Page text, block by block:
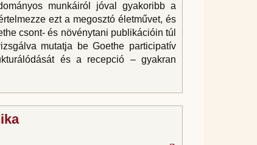
munkáiról jóval gyakoribb a
ezt a megosztó életművet, és
csont- és növénytani publikációin túl
mutatja be Goethe participatív
és a recepció – gyakran